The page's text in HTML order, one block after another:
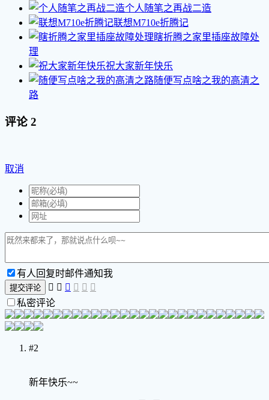
个人随笔之再战二造
联想M710e折腾记
瞎折腾之家里插座故障处
理
祝大家新年快乐
随便写点啥之我的高清之
路
评论 2
取消
有人回复时邮件通知我
提交评论      
私密评论
#2
新年快乐~~